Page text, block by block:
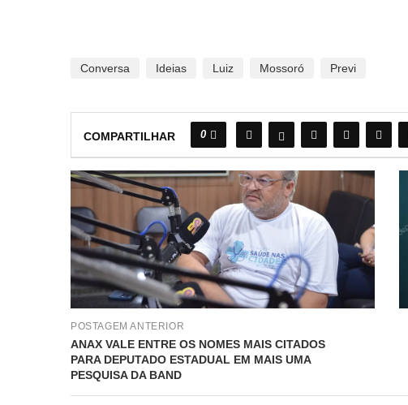
Conversa Ideias Luiz Mossoró Previ
COMPARTILHAR 0
POSTAGEM ANTERIOR
ANAX VALE ENTRE OS NOMES MAIS CITADOS
PARA DEPUTADO ESTADUAL EM MAIS UMA
PESQUISA DA BAND